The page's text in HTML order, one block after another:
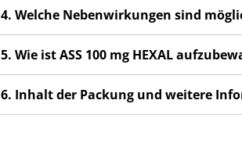
4. Welche Nebenwirkungen sind
5. Wie ist ASS 100 mg HEXAL
6. Inhalt der Packung und weitere